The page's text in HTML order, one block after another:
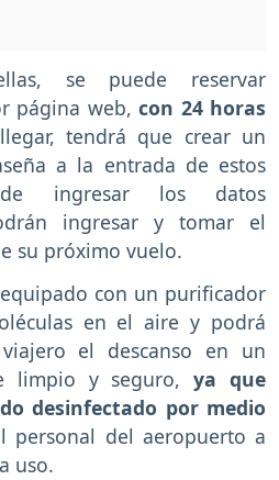
se puede reservar
página web,con 24 horas
tendrá que crear un
a la entrada de estos
de ingresar los datos
ingresar y tomar el
su próximo vuelo.
con un purificador
en el aire y podrá
el descanso en un
limpio y seguro, ya que
desinfectado por medio
personal del aeropuerto a
uso.